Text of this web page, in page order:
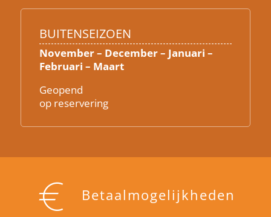
BUITENSEIZOEN
November – December – Januari –
Februari – Maart
Geopend
op reservering
Betaalmogelijkheden